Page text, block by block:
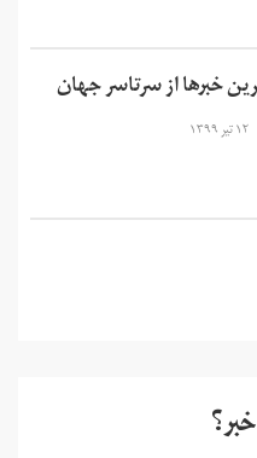
خبرها از سرتاسر جهان
۱۲ تیر ۱۳۹۹